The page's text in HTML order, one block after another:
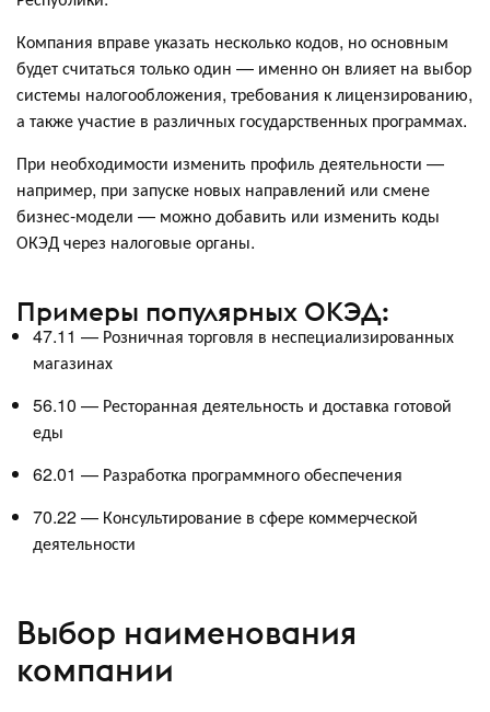
Компания вправе указать несколько кодов, но основным
будет считаться только один — именно он влияет на выбор
системы налогообложения, требования к лицензированию,
а также участие в различных государственных программах.
При необходимости изменить профиль деятельности —
например, при запуске новых направлений или смене
бизнес-модели — можно добавить или изменить коды
ОКЭД через налоговые органы.
Примеры популярных ОКЭД:
47.11 — Розничная торговля в неспециализированных
магазинах
56.10 — Ресторанная деятельность и доставка готовой
еды
62.01 — Разработка программного обеспечения
70.22 — Консультирование в сфере коммерческой
деятельности
Выбор наименования
компании